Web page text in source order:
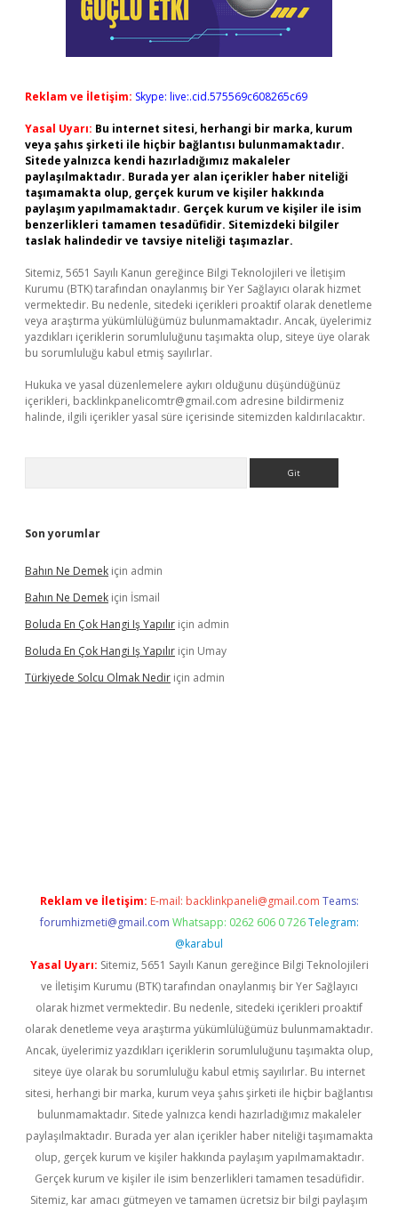
Reklam ve İletişim: Skype: live:.cid.575569c608265c69
Yasal Uyarı: Bu internet sitesi, herhangi bir marka, kurum
veya şahıs şirketi ile hiçbir bağlantısı bulunmamaktadır.
Sitede yalnızca kendi hazırladığımız makaleler
paylaşılmaktadır. Burada yer alan içerikler haber niteliği
taşımamakta olup, gerçek kurum ve kişiler hakkında
paylaşım yapılmamaktadır. Gerçek kurum ve kişiler ile isim
benzerlikleri tamamen tesadüfidir. Sitemizdeki bilgiler
taslak halindedir ve tavsiye niteliği taşımazlar.
Sitemiz, 5651 Sayılı Kanun gereğince Bilgi Teknolojileri ve İletişim
Kurumu (BTK) tarafından onaylanmış bir Yer Sağlayıcı olarak hizmet
vermektedir. Bu nedenle, sitedeki içerikleri proaktif olarak denetleme
veya araştırma yükümlülüğümüz bulunmamaktadır. Ancak, üyelerimiz
yazdıkları içeriklerin sorumluluğunu taşımakta olup, siteye üye olarak
bu sorumluluğu kabul etmiş sayılırlar.
Hukuka ve yasal düzenlemelere aykırı olduğunu düşündüğünüz
içerikleri, backlinkpanelicomtr@gmail.com adresine bildirmeniz
halinde, ilgili içerikler yasal süre içerisinde sitemizden kaldırılacaktır.
Son yorumlar
Bahın Ne Demek için admin
Bahın Ne Demek için İsmail
Boluda En Çok Hangi Iş Yapılır için admin
Boluda En Çok Hangi Iş Yapılır için Umay
Türkiyede Solcu Olmak Nedir için admin
Reklam ve İletişim: E-mail: backlinkpaneli@gmail.com Teams:
forumhizmeti@gmail.com Whatsapp: 0262 606 0 726 Telegram:
@karabul
Yasal Uyarı: Sitemiz, 5651 Sayılı Kanun gereğince Bilgi Teknolojileri
ve İletişim Kurumu (BTK) tarafından onaylanmış bir Yer Sağlayıcı
olarak hizmet vermektedir. Bu nedenle, sitedeki içerikleri proaktif
olarak denetleme veya araştırma yükümlülüğümüz bulunmamaktadır.
Ancak, üyelerimiz yazdıkları içeriklerin sorumluluğunu taşımakta olup,
siteye üye olarak bu sorumluluğu kabul etmiş sayılırlar. Bu internet
sitesi, herhangi bir marka, kurum veya şahıs şirketi ile hiçbir bağlantısı
bulunmamaktadır. Sitede yalnızca kendi hazırladığımız makaleler
paylaşılmaktadır. Burada yer alan içerikler haber niteliği taşımamakta
olup, gerçek kurum ve kişiler hakkında paylaşım yapılmamaktadır.
Gerçek kurum ve kişiler ile isim benzerlikleri tamamen tesadüfidir.
Sitemiz, kar amacı gütmeyen ve tamamen ücretsiz bir bilgi paylaşım